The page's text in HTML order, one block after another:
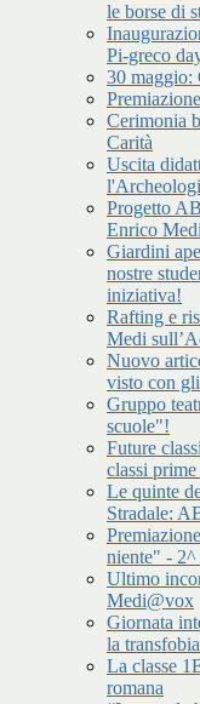
le borse di
Pi-greco
30 maggio:
Cerimonia
Carità
Uscita
Progetto
Enrico
Giardini
nostre
iniziativa!
Rafting e
Medi
Nuovo
visto con
Gruppo
scuole"!
Future
classi
Le quinte
Stradale:
niente" -
Ultimo
Medi@vox
Giornata
la
La classe
romana